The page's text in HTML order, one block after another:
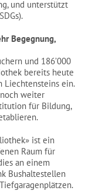
und unterstützt
Begegnung,
und 186’000
bereits heute
Liechtensteins ein.
weiter
für Bildung,
ist ein
Raum für
an einem
Bushaltestellen